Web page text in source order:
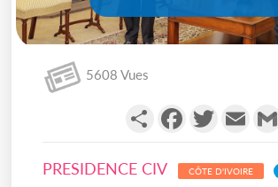
5608 Vues
PartagerFacebookTwitterEmail
PRESIDENCE CIV CÔTE D'IVOIRE